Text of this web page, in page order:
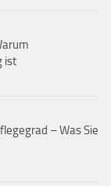
ist
– Was Sie